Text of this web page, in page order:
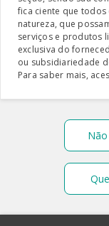
fica ciente que
natureza, que
serviços e produtos
exclusiva do
ou subsidiariedade
Para saber mais,